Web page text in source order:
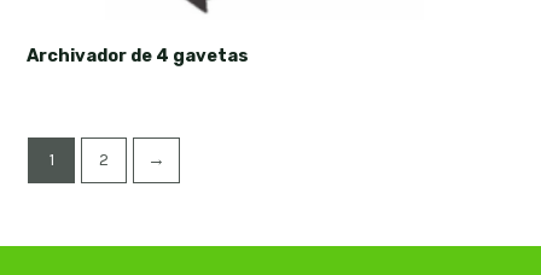
Archivador de 4 gavetas
1 2 →